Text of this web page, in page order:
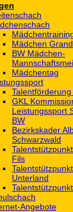
Mädchen
BW Mädchen-
Mädchentag
GKL
Leistungssport
BW
Bezirkskader
Schwarzwald
Fils
Talentstützpunkt
Unterland
Angebote